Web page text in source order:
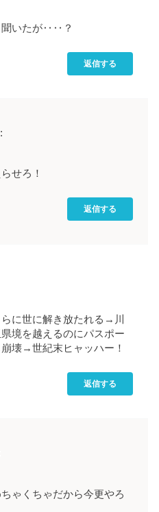
聞いたが‥‥？
返信する
せろ！
返信する
に世に解き放たれる→川
境を越えるのにパスポー
壊→世紀末ヒャッハー！
返信する
ゃくちゃだから今更やろ